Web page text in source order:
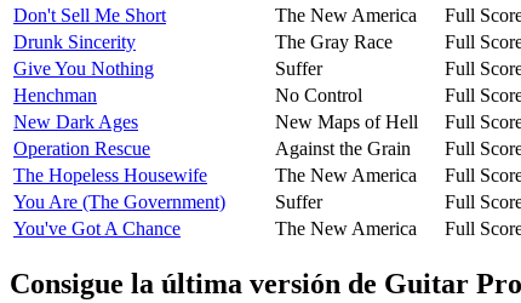
Don't Sell Me Short
The New America
Full
Drunk Sincerity
The Gray Race
Full
Give You Nothing
Suffer
Full
Henchman
No Control
Full
New Dark Ages
New Maps of Hell
Full
Operation Rescue
Against the Grain
Full
The Hopeless Housewife
The New America
Full
You Are (The Government)
Suffer
Full
You've Got A Chance
The New America Full
Consigue la última versión de Guitar Pro